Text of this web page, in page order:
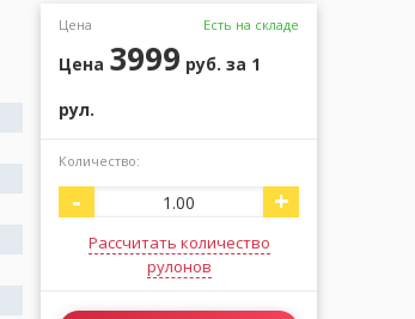
Цена Есть на складе
Цена 3999 руб. за 1
рул.
Количество:
- +
Рассчитать количество
рулонов